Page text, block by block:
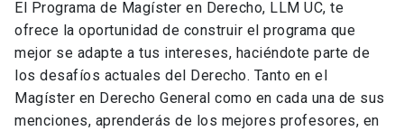
El Programa de Magíster en Derecho, LLM UC, te
ofrece la oportunidad de construir el programa que
mejor se adapte a tus intereses, haciéndote parte de
los desafíos actuales del Derecho. Tanto en el
Magíster en Derecho General como en cada una de sus
menciones, aprenderás de los mejores profesores, en